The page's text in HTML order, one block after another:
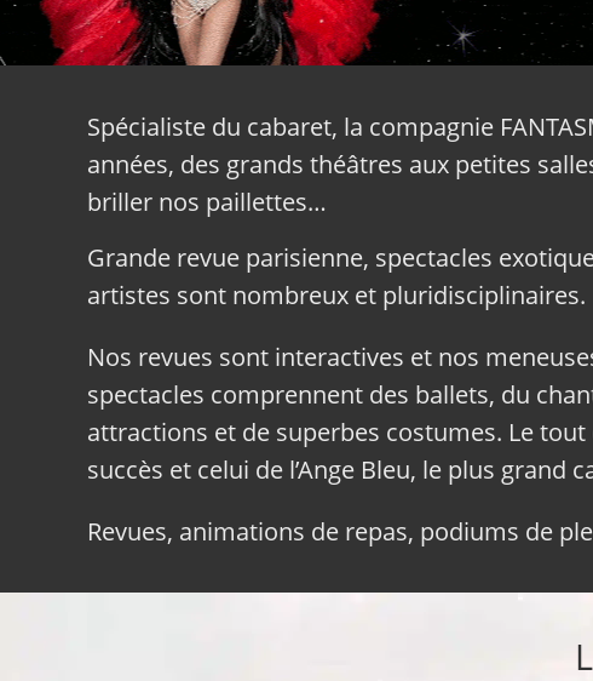
Spécialiste du cabaret, la compagnie
années, des grands théâtres aux petites
briller nos paillettes…
Grande revue parisienne, spectacles
artistes sont nombreux et pluridisciplinaires.
Nos revues sont interactives et nos
spectacles comprennent des ballets, du
attractions et de superbes costumes. Le
succès et celui de l’Ange Bleu, le plus grand
Revues, animations de repas, podiums de